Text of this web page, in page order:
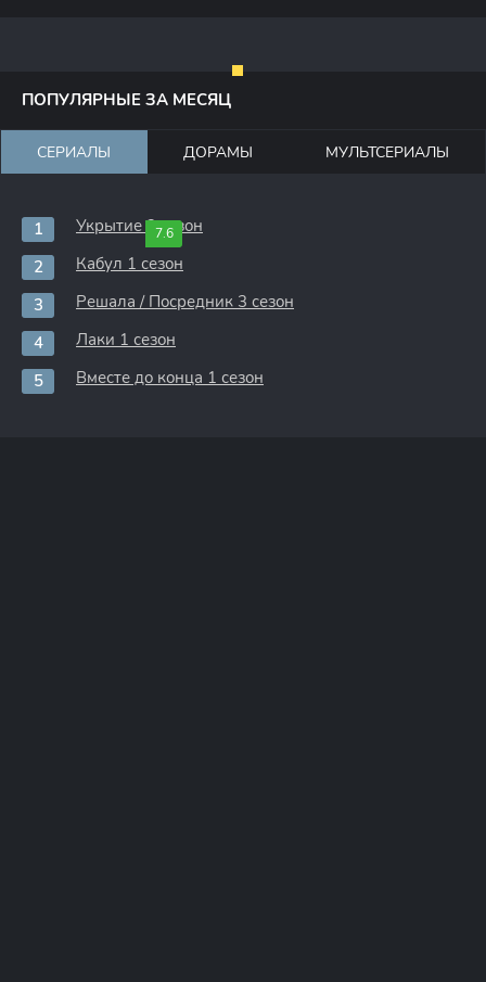
ПОПУЛЯРНЫЕ ЗА МЕСЯЦ
СЕРИАЛЫ ДОРАМЫ МУЛЬТСЕРИАЛЫ
7.6
Укрытие 3 сезон
Кабул 1 сезон
Решала / Посредник 3 сезон
Лаки 1 сезон
Вместе до конца 1 сезон